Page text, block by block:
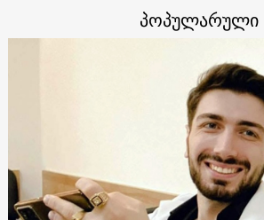
პოპულარული